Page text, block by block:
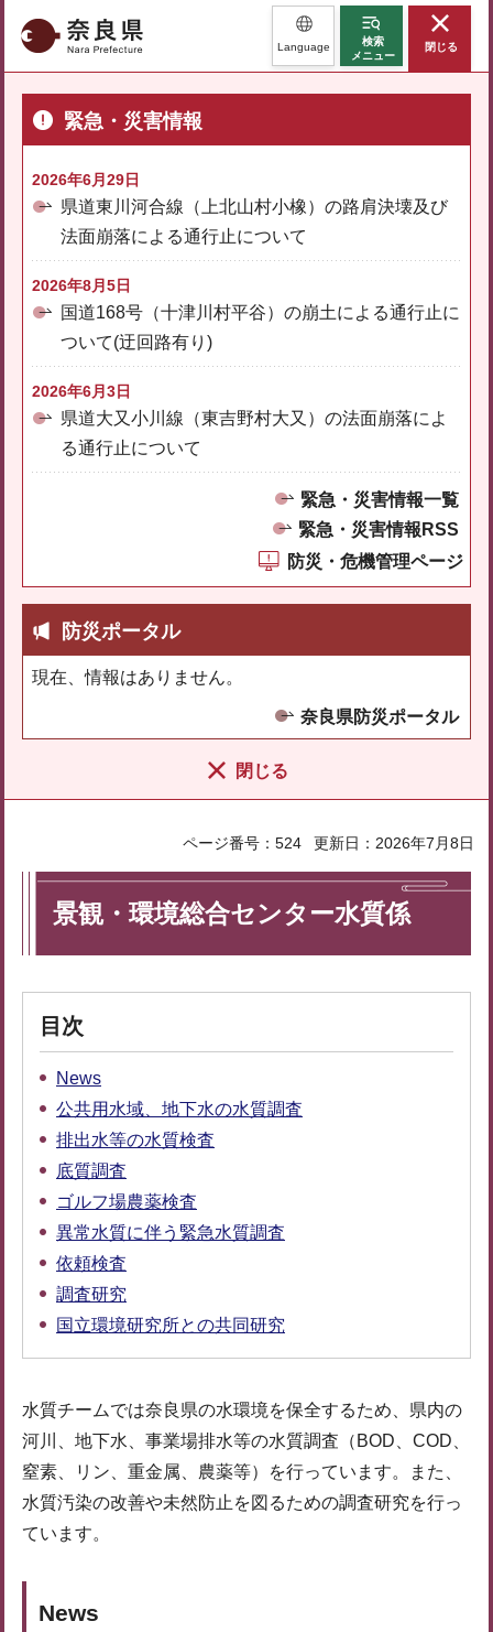
奈良県 Language
検索
メニュー
閉じる
緊急・災害情報
2026年6月29日
県道東川河合線（上北山村小橡）の路肩決壊及び
法面崩落による通行止について
2026年8月5日
国道168号（十津川村平谷）の崩土による通行止に
ついて(迂回路有り)
2026年6月3日
県道大又小川線（東吉野村大又）の法面崩落によ
る通行止について
緊急・災害情報一覧
緊急・災害情報RSS
防災・危機管理ページ
防災ポータル
現在、情報はありません。
奈良県防災ポータル
閉じる
ページ番号：524 更新日：2026年7月8日
景観・環境総合センター水質係
目次
News
公共用水域、地下水の水質調査
排出水等の水質検査
底質調査
ゴルフ場農薬検査
異常水質に伴う緊急水質調査
依頼検査
調査研究
国立環境研究所との共同研究
水質チームでは奈良県の水環境を保全するため、県内の
河川、地下水、事業場排水等の水質調査（BOD、COD、
窒素、リン、重金属、農薬等）を行っています。また、
水質汚染の改善や未然防止を図るための調査研究を行っ
ています。
News